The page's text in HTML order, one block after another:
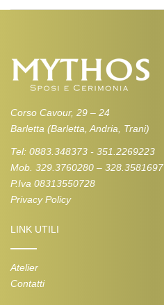
Corso Cavour, 29 – 24
Barletta (Barletta, Andria, Trani)
Tel: 0883.348373 - 351.2269223
Mob. 329.3760280 – 328.3581697
P.Iva 08313550728
Privacy Policy
LINK UTILI
Atelier
Contatti